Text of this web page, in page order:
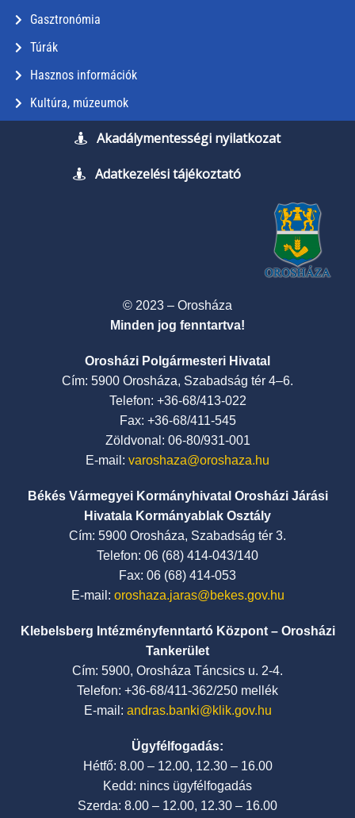
Gasztronómia
Túrák
Hasznos információk
Kultúra, múzeumok
Akadálymentességi nyilatkozat
Adatkezelési tájékoztató
© 2023 – Orosháza
Minden jog fenntartva!
Orosházi Polgármesteri Hivatal
Cím: 5900 Orosháza, Szabadság tér 4–6.
Telefon: +36-68/413-022
Fax: +36-68/411-545
Zöldvonal: 06-80/931-001
E-mail: varoshaza@oroshaza.hu
Békés Vármegyei Kormányhivatal Orosházi Járási
Hivatala Kormányablak Osztály
Cím: 5900 Orosháza, Szabadság tér 3.
Telefon: 06 (68) 414-043/140
Fax: 06 (68) 414-053
E-mail: oroshaza.jaras@bekes.gov.hu
Klebelsberg Intézményfenntartó Központ – Orosházi
Tankerület
Cím: 5900, Orosháza Táncsics u. 2-4.
Telefon: +36-68/411-362/250 mellék
E-mail: andras.banki@klik.gov.hu
Ügyfélfogadás:
Hétfő: 8.00 – 12.00, 12.30 – 16.00
Kedd: nincs ügyfélfogadás
Szerda: 8.00 – 12.00, 12.30 – 16.00